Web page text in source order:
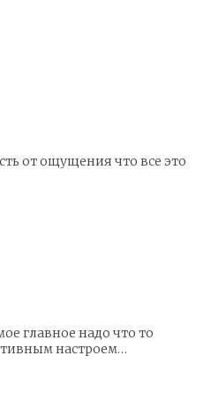
от ощущения что все это
главное надо что то
настроем…